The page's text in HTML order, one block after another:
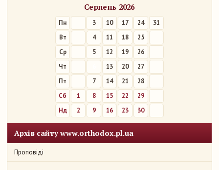
Серпень 2026
Пн 3 10 17 24
31
Вт
4 11 18
25
Ср
5 12 19
26
Чт
13 20
27
Пт
7 14 21
28
Сб
1 8 15 22
29
Нд
2 9 16 23 30
Архів сайту www.orthodox.pl.ua
Проповіді